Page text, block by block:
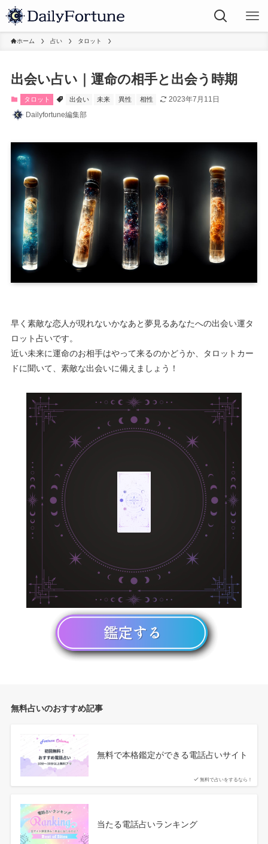
ホーム 占い タロット
出会い占い｜運命の相手と出会う時期
タロット 出会い 未来 異性 相性
2023年7月11日
Dailyfortune編集部
早く素敵な恋人が現れないかなあと夢見るあなたへの出会い運タ
ロット占いです。
近い未来に運命のお相手はやって来るのかどうか、タロットカー
ドに聞いて、素敵な出会いに備えましょう！
無料占いのおすすめ記事
無料で占いをするなら！
無料で本格鑑定ができる電話占いサイト
当たる電話占いランキング